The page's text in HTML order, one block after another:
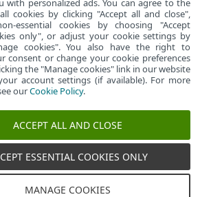
pour ordinateur de bureau
ESET
spol. s
Gérer les témoins
with personalized ads. You can agree to the
cookies by clicking "Accept all and close",
essential cookies by choosing "Accept
only", or adjust your cookie settings by
cookies". You also have the right to
consent or change your cookie preferences
the "Manage cookies" link in our website
account settings (if available). For more
ourCookie Policy.
ACCEPT ALL AND CLOSE
ESSENTIAL COOKIES ONLY
MANAGE COOKIES